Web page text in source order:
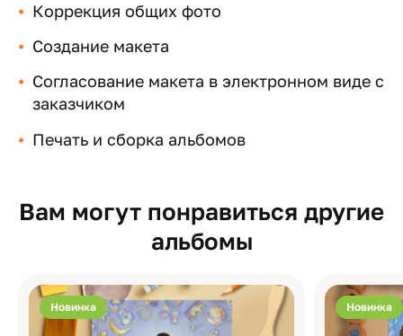
Коррекция общих фото
Создание макета
Согласование макета в электронном виде с
заказчиком
Печать и сборка альбомов
Вам могут понравиться другие
альбомы
Новинка Новинка